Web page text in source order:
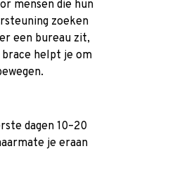
mensen die hun
zoeken
een bureau zit,
helpt je om
dagen 10–20
je eraan